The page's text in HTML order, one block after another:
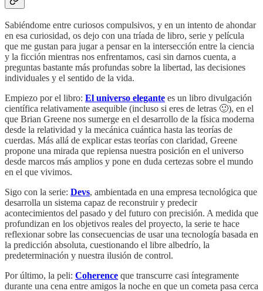
Sabiéndome entre curiosos compulsivos, y en un intento de ahondar
en esa curiosidad, os dejo con una tríada de libro, serie y película
que me gustan para jugar a pensar en la intersección entre la ciencia
y la ficción mientras nos enfrentamos, casi sin darnos cuenta, a
preguntas bastante más profundas sobre la libertad, las decisiones
individuales y el sentido de la vida.
Empiezo por el libro: El universo elegante es un libro divulgación
científica relativamente asequible (incluso si eres de letras 🙂), en el
que Brian Greene nos sumerge en el desarrollo de la física moderna
desde la relatividad y la mecánica cuántica hasta las teorías de
cuerdas. Más allá de explicar estas teorías con claridad, Greene
propone una mirada que repiensa nuestra posición en el universo
desde marcos más amplios y pone en duda certezas sobre el mundo
en el que vivimos.
Sigo con la serie: Devs, ambientada en una empresa tecnológica que
desarrolla un sistema capaz de reconstruir y predecir
acontecimientos del pasado y del futuro con precisión. A medida que
profundizan en los objetivos reales del proyecto, la serie te hace
reflexionar sobre las consecuencias de usar una tecnología basada en
la predicción absoluta, cuestionando el libre albedrío, la
predeterminación y nuestra ilusión de control.
Por último, la peli: Coherence que transcurre casi íntegramente
durante una cena entre amigos la noche en que un cometa pasa cerca